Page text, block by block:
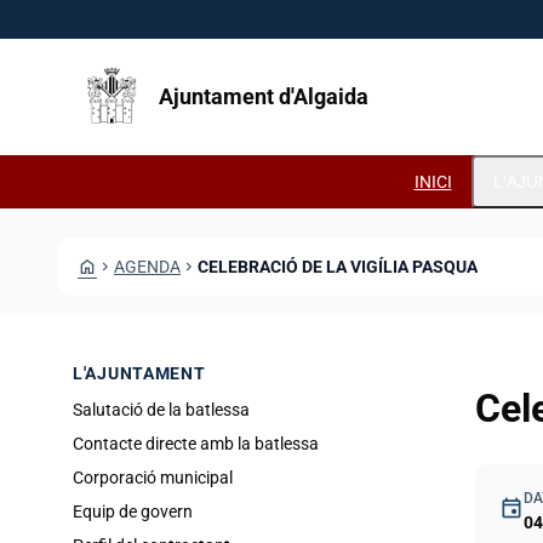
Ajuntament d'Algaida
INICI
HOME CHEVRON_RIGHT AGENDA CHEVRON_RIGHT CELEBRACIÓ DE LA VIGÍLIA PASQUA
L'AJUNTAMENT
Salutació de la batlessa
Contacte directe amb la batlessa
Corporació municipal
Equip de govern
event